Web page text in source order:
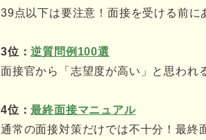
【ケース別】選考状況の回答例
選考中の1社しか受けて
他社と併願している場合
他社から内定をもらって
39点以下は要注意！面接を受ける前に
3位：逆質問例100選
面接官から「志望度が高い」と思われ
4位：最終面接マニュアル
通常の面接対策だけでは不十分！最終